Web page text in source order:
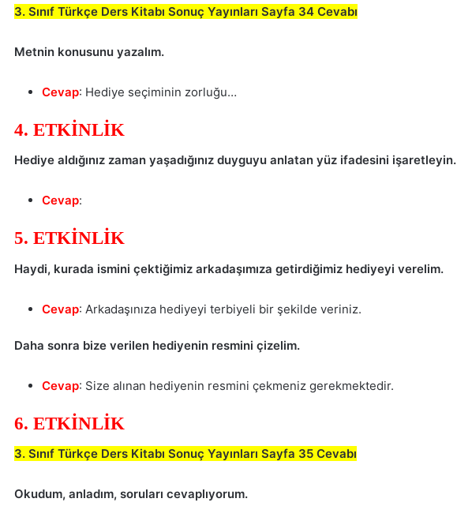
3. Sınıf Türkçe Ders Kitabı Sonuç Yayınları Sayfa 34 Cevabı
Metnin konusunu yazalım.
Cevap: Hediye seçiminin zorluğu…
4. ETKİNLİK
Hediye aldığınız zaman yaşadığınız duyguyu anlatan yüz ifadesini işaretleyin.
Cevap:
5. ETKİNLİK
Haydi, kurada ismini çektiğimiz arkadaşımıza getirdiğimiz hediyeyi verelim.
Cevap: Arkadaşınıza hediyeyi terbiyeli bir şekilde veriniz.
Daha sonra bize verilen hediyenin resmini çizelim.
Cevap: Size alınan hediyenin resmini çekmeniz gerekmektedir.
6. ETKİNLİK
3. Sınıf Türkçe Ders Kitabı Sonuç Yayınları Sayfa 35 Cevabı
Okudum, anladım, soruları cevaplıyorum.